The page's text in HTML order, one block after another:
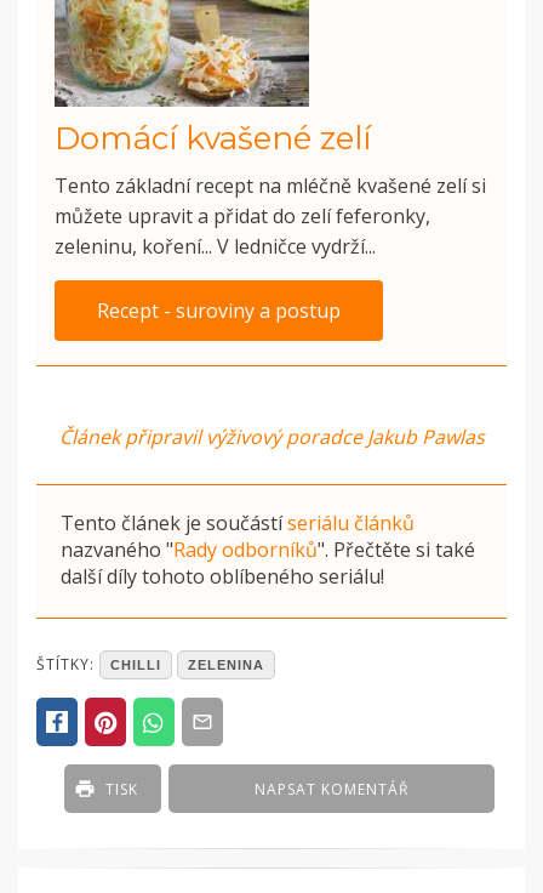
Domácí kvašené zelí
Tento základní recept na mléčně kvašené zelí si
můžete upravit a přidat do zelí feferonky,
zeleninu, koření... V ledničce vydrží...
Recept - suroviny a postup
Článek připravil výživový poradce Jakub Pawlas
Tento článek je součástíseriálu článků
nazvaného "Rady odborníků". Přečtěte si také
další díly tohoto oblíbeného seriálu!
POSTED
ČLÁNKY
ŠTÍTKY: CHILLI ZELENINA
NAPSAT KOMENTÁŘ
TISK